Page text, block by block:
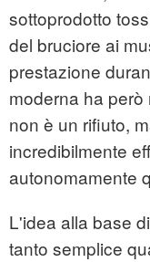
sottoprodotto
del bruciore ai
prestazione
moderna ha
non è un rifiuto,
incredibilmente
autonomamente
L'idea alla base
tanto semplice